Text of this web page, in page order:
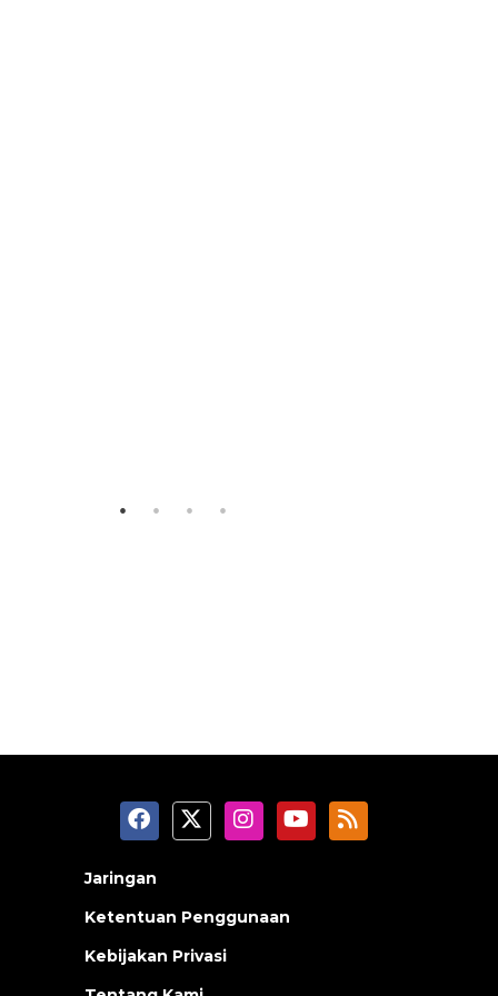
Jaringan
Ketentuan Penggunaan
Kebijakan Privasi